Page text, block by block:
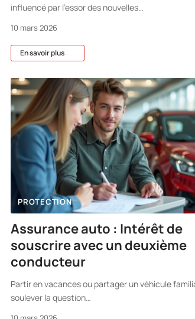
influencé par l'essor des nouvelles…
10 mars 2026
En savoir plus
PROTECTION
Assurance auto : Intérêt de
souscrire avec un deuxième
conducteur
Partir en vacances ou partager un véhicule
soulever la question…